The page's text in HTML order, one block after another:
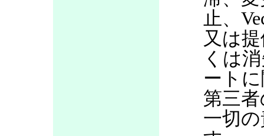
止、
又は
くは
ート
第三
一切